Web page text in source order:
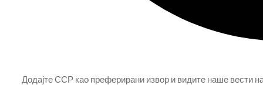
Додајте ССР као преферирани извор и видите наше вести